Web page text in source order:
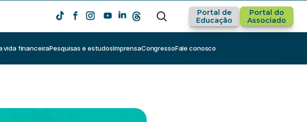
Portal de
Educação
Portal do
Associado
vida financeiraPesquisas e estudosImprensaCongressoFale conosco